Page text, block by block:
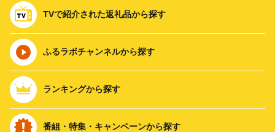
TVで紹介された返礼品から探す
ふるラボチャンネルから探す
ランキングから探す
番組・特集・キャンペーンから探す